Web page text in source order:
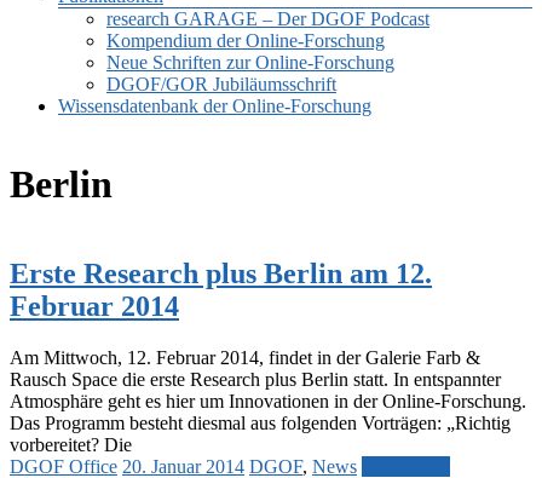
research GARAGE – Der DGOF Podcast
Kompendium der Online-Forschung
Neue Schriften zur Online-Forschung
DGOF/GOR Jubiläumsschrift
Wissensdatenbank der Online-Forschung
Berlin
Erste Research plus Berlin am 12.
Februar 2014
Am Mittwoch, 12. Februar 2014, findet in der Galerie Farb &
Rausch Space die erste Research plus Berlin statt. In entspannter
Atmosphäre geht es hier um Innovationen in der Online-Forschung.
Das Programm besteht diesmal aus folgenden Vorträgen: „Richtig
vorbereitet? Die
DGOF Office 20. Januar 2014 DGOF, News